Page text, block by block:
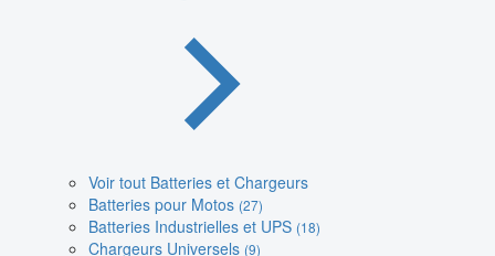
Voir tout Batteries et Chargeurs
Batteries pour Motos (27)
Batteries Industrielles et UPS (18)
Chargeurs Universels (9)